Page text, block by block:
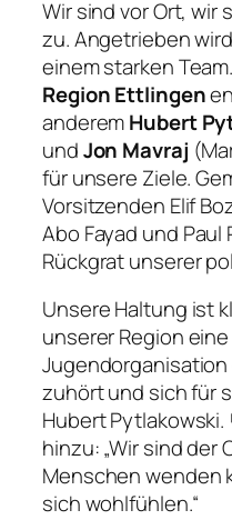
Wir sind vor Ort, wir
zu. Angetrieben
einem starken
Region Ettlingen
anderemHubert
undJon Mavraj
für unsere Ziele.
Vorsitzenden Elif
Abo Fayad und
Rückgrat unserer
Unsere Haltung ist
unserer Region
zuhört und sich für
Hubert
hinzu:„Wir sind der
Menschen wenden
sich wohlfühlen.“